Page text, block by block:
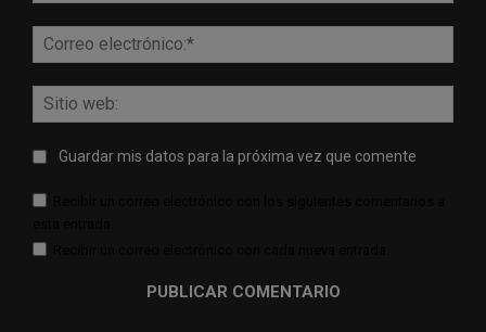
Guardar mis datos para la próxima vez que comente